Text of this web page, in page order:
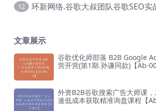
12
文章展示
谷歌优化师部落 B2B Google
营开营(第1期.孙谦同款)【Ab-
外资B2B谷歌搜索广告大师课
速低成本获取精准询盘课程【